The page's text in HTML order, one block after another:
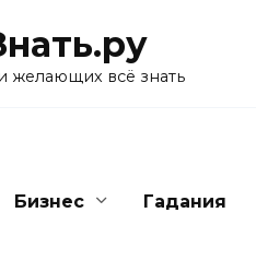
желающих всё знать
Бизнес Гадания